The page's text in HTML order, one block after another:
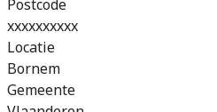
Postcode
xxxxxxxxxx
Locatie
Bornem
Gemeente